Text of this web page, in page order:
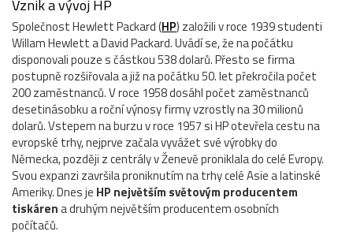
Vznik a vývoj HP
Společnost Hewlett Packard (HP) založili v roce 1939 studenti
Willam Hewlett a David Packard. Uvádí se, že na počátku
disponovali pouze s částkou 538 dolarů. Přesto se firma
postupně rozšiřovala a již na počátku 50. let překročila počet
200 zaměstnanců. V roce 1958 dosáhl počet zaměstnanců
desetinásobku a roční výnosy firmy vzrostly na 30 milionů
dolarů. Vstepem na burzu v roce 1957 si HP otevřela cestu na
evropské trhy, nejprve začala vyvážet své výrobky do
Německa, později z centrály v Ženevě proniklala do celé Evropy.
Svou expanzi završila proniknutím na trhy celé Asie a latinské
Ameriky. Dnes je HP největším světovým producentem
tiskárena druhým největším producentem osobních
počítačů.